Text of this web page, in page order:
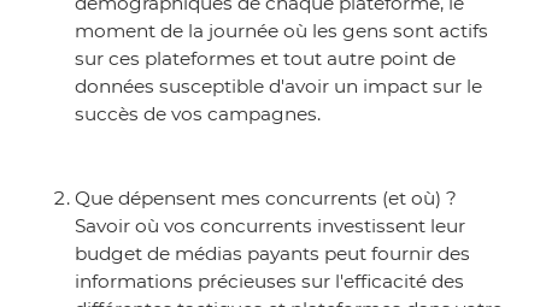
moment de la journée où les gens sont actifs
sur ces plateformes et tout autre point de
données susceptible d'avoir un impact sur le
succès de vos campagnes.
Que dépensent mes concurrents (et où) ?
Savoir où vos concurrents investissent leur
budget de médias payants peut fournir des
informations précieuses sur l'efficacité des